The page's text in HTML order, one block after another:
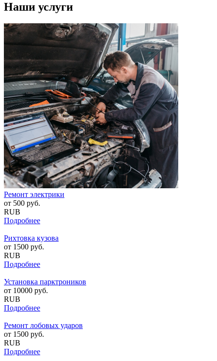
Наши услуги
Ремонт электрики
от 500 руб.
RUB
Подробнее
Рихтовка кузова
от 1500 руб.
RUB
Подробнее
Установка парктроников
от 10000 руб.
RUB
Подробнее
Ремонт лобовых ударов
от 1500 руб.
RUB
Подробнее